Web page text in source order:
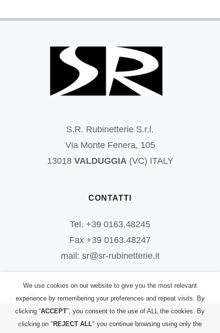
S.R. Rubinetterie S.r.l.
Via Monte Fenera, 105
13018 VALDUGGIA (VC) ITALY
CONTATTI
Tel. +39 0163.48245
Fax +39 0163.48247
mail: sr@sr-rubinetterie.it
© 2026 S.R. Rubinetterie S.r.l. | All Rights Reserved | P.IVA:
We use cookies on our website to give you the most relevant
experience by remembering your preferences and repeat visits. By
clicking “ACCEPT”, you consent to the use of ALL the cookies. By
clicking on " REJECT ALL" you continue browsing using only the